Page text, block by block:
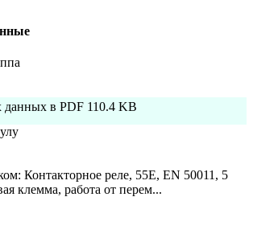
данных в PDF 110.4 KB
Контакторное реле, 55E, EN 50011, 5
клемма, работа от перем...